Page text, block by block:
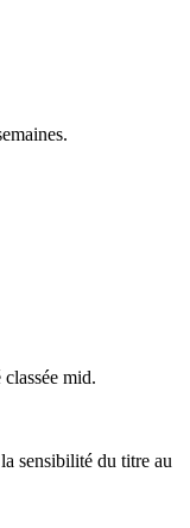
mid.
sensibilité du titre au